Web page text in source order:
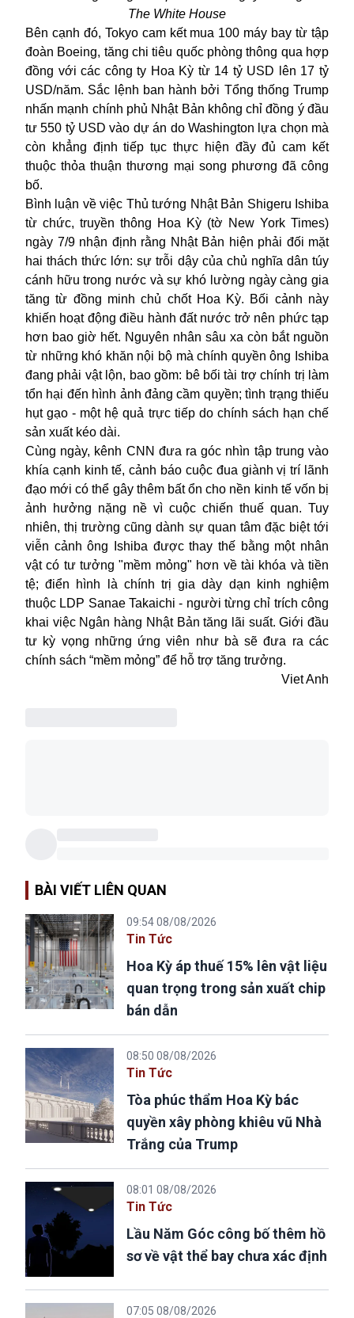
The White House
Bên cạnh đó, Tokyo cam kết mua 100 máy bay từ tập
đoàn Boeing, tăng chi tiêu quốc phòng thông qua hợp
đồng với các công ty Hoa Kỳ từ 14 tỷ USD lên 17 tỷ
USD/năm. Sắc lệnh ban hành bởi Tổng thống Trump
nhấn mạnh chính phủ Nhật Bản không chỉ đồng ý đầu
tư 550 tỷ USD vào dự án do Washington lựa chọn mà
còn khẳng định tiếp tục thực hiện đầy đủ cam kết
thuộc thỏa thuận thương mại song phương đã công
bố.
Bình luận về việc Thủ tướng Nhật Bản Shigeru Ishiba
từ chức, truyền thông Hoa Kỳ (tờ New York Times)
ngày 7/9 nhận định rằng Nhật Bản hiện phải đối mặt
hai thách thức lớn: sự trỗi dậy của chủ nghĩa dân túy
cánh hữu trong nước và sự khó lường ngày càng gia
tăng từ đồng minh chủ chốt Hoa Kỳ. Bối cảnh này
khiến hoạt động điều hành đất nước trở nên phức tạp
hơn bao giờ hết. Nguyên nhân sâu xa còn bắt nguồn
từ những khó khăn nội bộ mà chính quyền ông Ishiba
đang phải vật lộn, bao gồm: bê bối tài trợ chính trị làm
tổn hại đến hình ảnh đảng cầm quyền; tình trạng thiếu
hụt gạo - một hệ quả trực tiếp do chính sách hạn chế
sản xuất kéo dài.
Cùng ngày, kênh CNN đưa ra góc nhìn tập trung vào
khía cạnh kinh tế, cảnh báo cuộc đua giành vị trí lãnh
đạo mới có thể gây thêm bất ổn cho nền kinh tế vốn bị
ảnh hưởng nặng nề vì cuộc chiến thuế quan. Tuy
nhiên, thị trường cũng dành sự quan tâm đặc biệt tới
viễn cảnh ông Ishiba được thay thế bằng một nhân
vật có tư tưởng "mềm mỏng" hơn về tài khóa và tiền
tệ; điển hình là chính trị gia dày dạn kinh nghiệm
thuộc LDP Sanae Takaichi - người từng chỉ trích công
khai việc Ngân hàng Nhật Bản tăng lãi suất. Giới đầu
tư kỳ vọng những ứng viên như bà sẽ đưa ra các
chính sách “mềm mỏng” để hỗ trợ tăng trưởng.
Viet Anh
BÀI VIẾT LIÊN QUAN
09:54 08/08/2026
Tin Tức
Hoa Kỳ áp thuế 15% lên vật liệu
quan trọng trong sản xuất chip
bán dẫn
08:50 08/08/2026
Tin Tức
Tòa phúc thẩm Hoa Kỳ bác
quyền xây phòng khiêu vũ Nhà
Trắng của Trump
08:01 08/08/2026
Tin Tức
Lầu Năm Góc công bố thêm hồ
sơ về vật thể bay chưa xác định
07:05 08/08/2026